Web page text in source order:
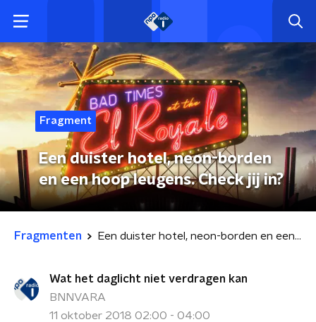
Fragment
Een duister hotel, neon-borden
en een hoop leugens. Check jij in?
Fragmenten Een duister hotel, neon-borden en een hoop leugens. Check jij in?
Wat het daglicht niet verdragen kan
BNNVARA
11 oktober 2018 02:00 - 04:00